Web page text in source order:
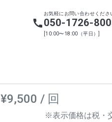
call
お気軽にお問い合わせくださ
050-1726-
[10:00〜18:00（平日）]
¥9,500 / 回
※表示価格は税・